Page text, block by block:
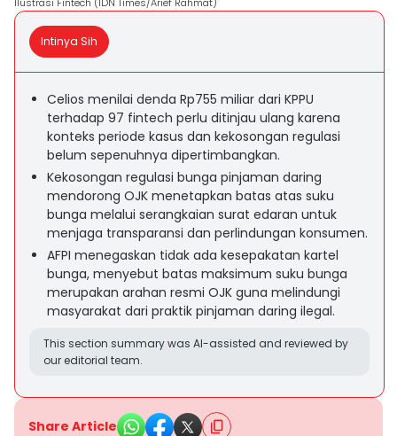
Intinya Sih
Celios menilai denda Rp755 miliar dari KPPU
terhadap 97 fintech perlu ditinjau ulang karena
konteks periode kasus dan kekosongan regulasi
belum sepenuhnya dipertimbangkan.
Kekosongan regulasi bunga pinjaman daring
mendorong OJK menetapkan batas atas suku
bunga melalui serangkaian surat edaran untuk
menjaga transparansi dan perlindungan konsumen.
AFPI menegaskan tidak ada kesepakatan kartel
bunga, menyebut batas maksimum suku bunga
merupakan arahan resmi OJK guna melindungi
masyarakat dari praktik pinjaman daring ilegal.
This section summary was AI-assisted and reviewed by
our editorial team.
Share Article